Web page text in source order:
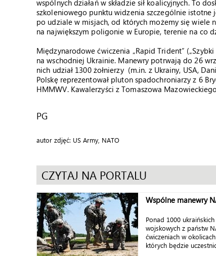
wspólnych działań w składzie sił koalicyjnych. To
szkoleniowego punktu widzenia szczególnie istotne
po udziale w misjach, od których możemy się wiele
na największym poligonie w Europie, terenie na co
Międzynarodowe ćwiczenia „Rapid Trident”
na wschodniej Ukrainie. Manewry potrwają do 26
nich udział 1300 żołnierzy (m.in. z Ukrainy, USA,
Polskę reprezentował pluton spadochroniarzy z 6
HMMWV. Kawalerzyści z Tomaszowa
PG
autor zdjęć: US Army, NATO
CZYTAJ NA PORTALU
Wspólne manewry
Ponad 1000
wojskowych z państw
ćwiczeniach w
których będzie